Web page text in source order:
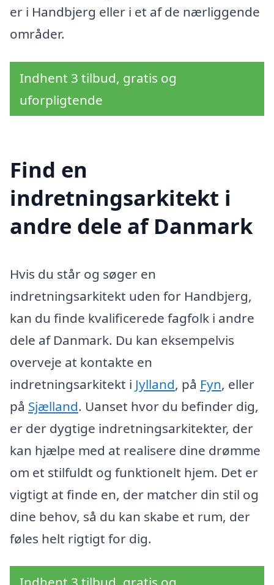
er i Handbjerg eller i et af de nærliggende
områder.
Indhent 3 tilbud, gratis og
uforpligtende
Find en
indretningsarkitekt i
andre dele af Danmark
Hvis du står og søger en
indretningsarkitekt uden for Handbjerg,
kan du finde kvalificerede fagfolk i andre
dele af Danmark. Du kan eksempelvis
overveje at kontakte en
indretningsarkitekt i Jylland, på Fyn, eller
på Sjælland. Uanset hvor du befinder dig,
er der dygtige indretningsarkitekter, der
kan hjælpe med at realisere dine drømme
om et stilfuldt og funktionelt hjem. Det er
vigtigt at finde en, der matcher din stil og
dine behov, så du kan skabe et rum, der
føles helt rigtigt for dig.